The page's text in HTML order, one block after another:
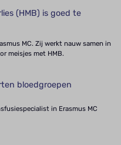
(HMB) is goed te
MC. Zij werkt nauw samen in
meisjes met HMB.
bloedgroepen
in Erasmus MC